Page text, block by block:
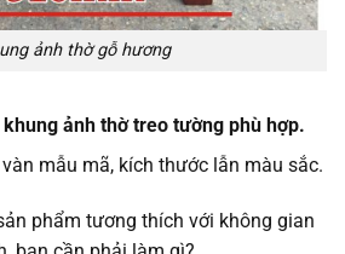
ảnh thờ gỗ hương
ảnh thờ treo tường phù hợp.
mẫu mã, kích thước lẫn màu sắc.
phẩm tương thích với không gian